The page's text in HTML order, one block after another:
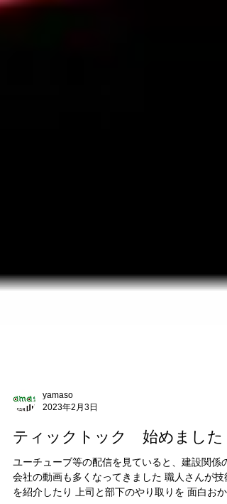
yamaso
2023年2月3日
ティックトック 始めました